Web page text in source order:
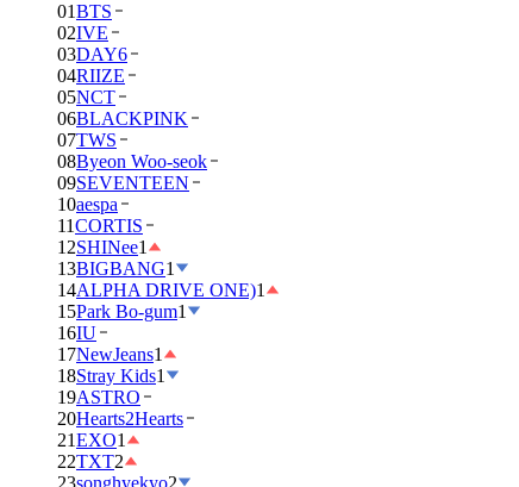
01BTS
02IVE
03DAY6
04RIIZE
05NCT
06BLACKPINK
07TWS
08Byeon Woo-seok
09SEVENTEEN
10aespa
11CORTIS
12SHINee1
13BIGBANG1
14ALPHA DRIVE ONE)1
15Park Bo-gum1
16IU
17NewJeans1
18Stray Kids1
19ASTRO
20Hearts2Hearts
21EXO1
22TXT2
23songhyekyo2